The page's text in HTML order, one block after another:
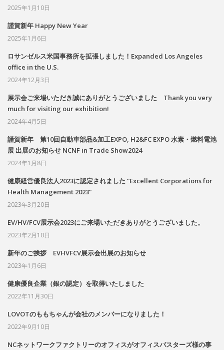
2025年1月10日
謹賀新年 Happy New Year
2025年1月6日
ロサンゼルス米国事務所を拡張しました！Expanded Los Angeles
office in the U.S.
2024年12月3日
展示会ご来場いただき誠にありがとうございました Thank you very
much for visiting our exhibition!
2024年4月5日
謹賀新年 第10回自動車部品&加工EXPO, H2&FC EXPO 水素・燃料電池
展 出展のお知らせ NCNF in Trade Show2024
2024年1月8日
健康経営優良法人2023に認定されました “Excellent Corporations for
Health Management 2023”
2023年3月20日
EV/HV/FCV展示会2023にご来場いただきありがとうございました。
2023年2月10日
新年のご挨拶 EVHVFCV展示会出展のお知らせ
2023年1月6日
健康優良企業（銀の認定）を取得いたしました
2022年11月30日
LOVOTのももちゃんが会社のメンバーになりました！
2022年9月10日
NCネットワークファクトリーのオフィスがオフィスバスターズ様の事